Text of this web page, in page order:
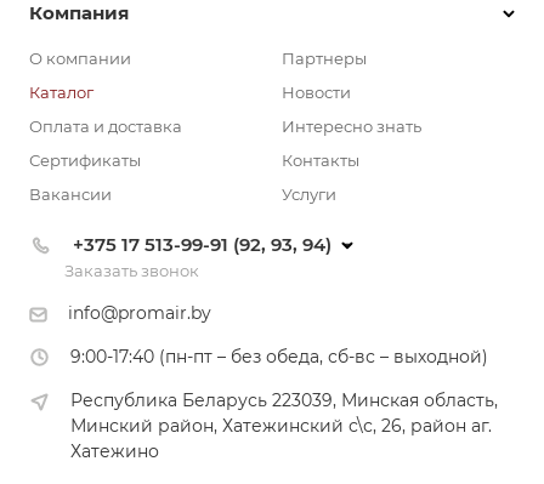
Компания
О компании
Каталог
Оплата и доставка
Сертификаты
Вакансии
Партнеры
Новости
Интересно знать
Контакты
Услуги
+375 17 513-99-91 (92, 93, 94)
Заказать звонок
info@promair.by
9:00-17:40 (пн-пт – без обеда, сб-вс – выходной)
Республика Беларусь 223039, Минская область,
Минский район, Хатежинский с\с, 26, район аг.
Хатежино